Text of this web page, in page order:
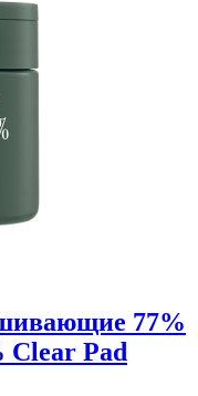
77%
Clear Pad